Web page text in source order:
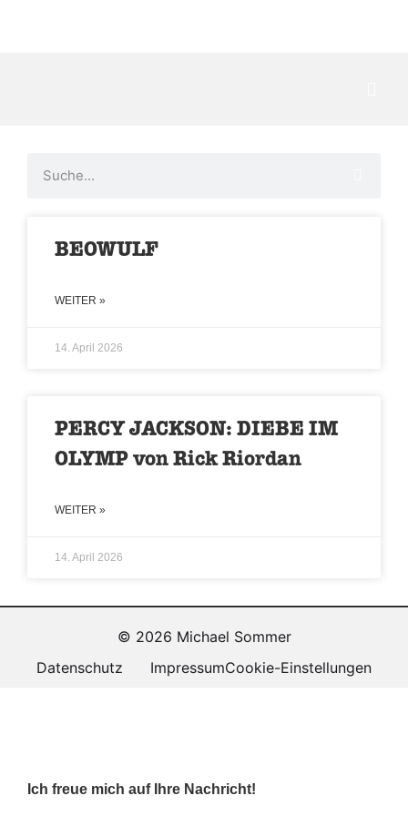
BEOWULF
WEITER »
14. April 2026
PERCY JACKSON: DIEBE IM
OLYMP von Rick Riordan
WEITER »
14. April 2026
© 2026 Michael Sommer
Datenschutz
ImpressumCookie-Einstellungen
Ich freue mich auf Ihre Nachricht!